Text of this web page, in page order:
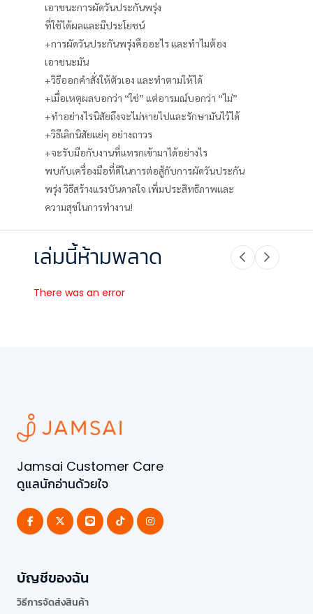
เอาชนะการผัดวันประกันพรุ่ง
ที่ใช้ได้ผลและมีประโยชน์
+การผัดวันประกันพรุ่งคืออะไร และทำไมต้อง
เอาชนะมัน
+วิธีออกคำสั่งให้ตัวเอง และทำตามให้ได้
+เมื่อเหตุผลบอกว่า “ใช่” แต่อารมณ์บอกว่า “ไม่”
+ทำอย่างไรนิสัยถึงจะไม่หายไปและรักษามันไว้ได้
+วิธีเลิกนิสัยแย่ๆ อย่างถาวร
+จะรับมือกับงานที่แทรกเข้ามาได้อย่างไร
พบกับเครื่องมือที่ดีในการต่อสู้กับการผัดวันประกัน
พรุ่ง วิธีสร้างแรงบันดาลใจ เพิ่มประสิทธิภาพและ
ความสุขในการทำงาน!
เล่มนี้ห้ามพลาด
There was an error
Jamsai Customer Care
ดูแลนักอ่านด้วยใจ
บัญชีของฉัน
วิธีการจัดส่งสินค้า